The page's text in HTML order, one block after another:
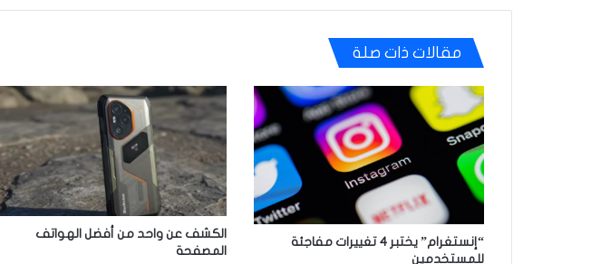
مقالات ذات صلة
“إنستغرام” يختبر 4 تغييرات مفاجئة
للمستخدمين
الكشف عن واحد من أفضل الهواتف
المصفحة